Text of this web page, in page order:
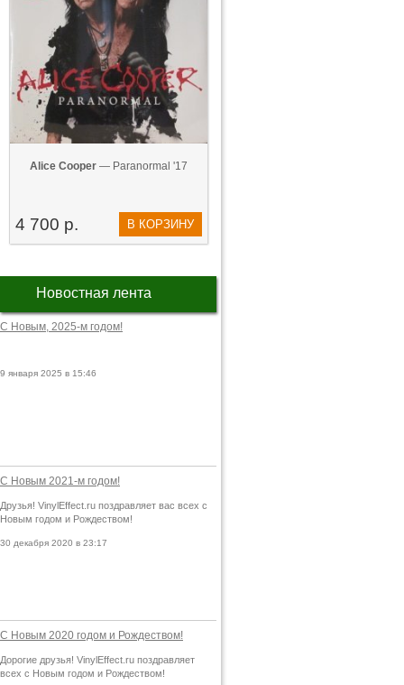
Alice Cooper — Paranormal '17
4 700 р. В КОРЗИНУ
Новостная лента
С Новым, 2025-м годом!
9 января 2025 в 15:46
С Новым 2021-м годом!
Друзья! VinylEffect.ru поздравляет вас всех с
Новым годом и Рождеством!
30 декабря 2020 в 23:17
С Новым 2020 годом и Рождеством!
Дорогие друзья! VinylEffect.ru поздравляет
всех с Новым годом и Рождеством!